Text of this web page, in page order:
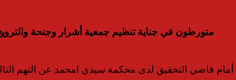
متورطون في جناية تنظيم جمعية أشرار وجنحة والترويج
قاضي التحقيق لدى محكمة سيدي امحمد عن التهم